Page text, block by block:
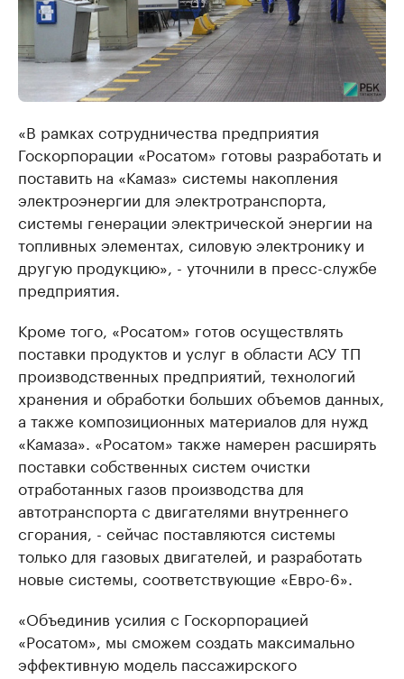
«В рамках сотрудничества предприятия
Госкорпорации «Росатом» готовы разработать и
поставить на «Камаз» системы накопления
электроэнергии для электротранспорта,
системы генерации электрической энергии на
топливных элементах, силовую электронику и
другую продукцию», - уточнили в пресс-службе
предприятия.
Кроме того, «Росатом» готов осуществлять
поставки продуктов и услуг в области АСУ ТП
производственных предприятий, технологий
хранения и обработки больших объемов данных,
а также композиционных материалов для нужд
«Камаза». «Росатом» также намерен расширять
поставки собственных систем очистки
отработанных газов производства для
автотранспорта с двигателями внутреннего
сгорания, - сейчас поставляются системы
только для газовых двигателей, и разработать
новые системы, соответствующие «Евро-6».
«Объединив усилия с Госкорпорацией
«Росатом», мы сможем создать максимально
эффективную модель пассажирского